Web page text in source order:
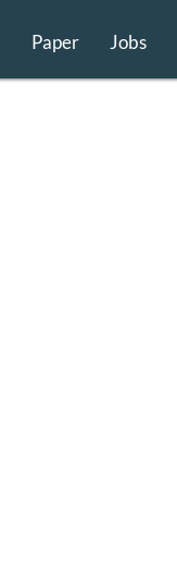
Paper Jobs